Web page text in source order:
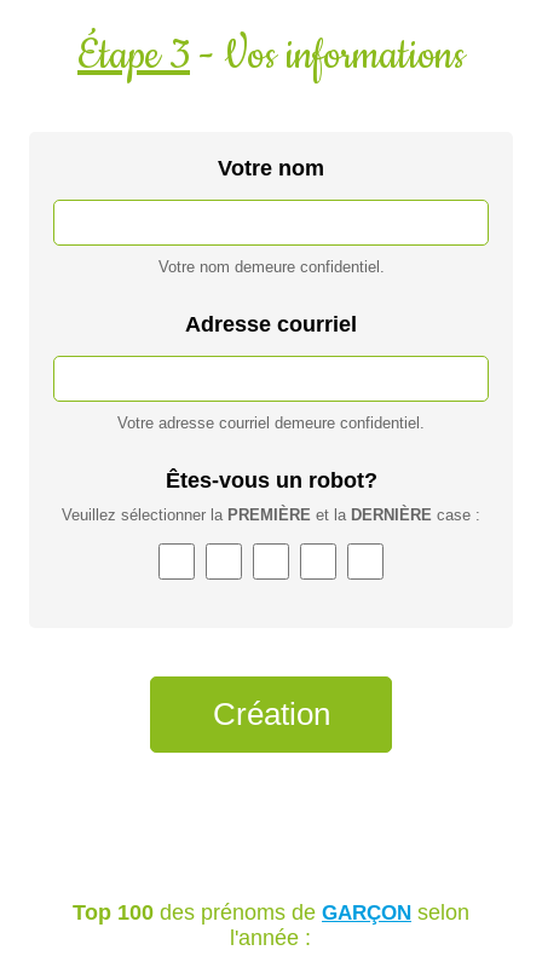
Étape 3- Vos informations
Votre nom
Votre nom demeure confidentiel.
Adresse courriel
Votre adresse courriel demeure confidentiel.
Êtes-vous un robot?
Veuillez sélectionner la PREMIÈRE et la DERNIÈRE case :
Top 100des prénoms de GARÇONselon
l'année :